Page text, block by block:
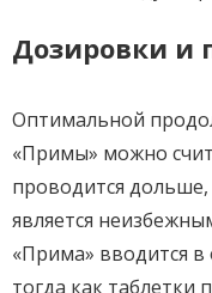
Дозировки и
Оптимальной
«Примы» можно
проводится
является
«Прима» вводится
тогда как таблетки